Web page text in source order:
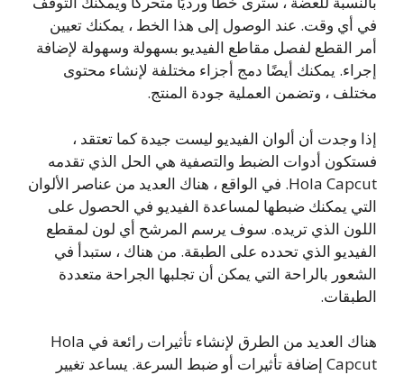
في أي وقت. عند الوصول إلى هذا الخط ، يمكنك تعيين
أمر القطع لفصل مقاطع الفيديو بسهولة وسهولة لإضافة
إجراء. يمكنك أيضًا دمج أجزاء مختلفة لإنشاء محتوى
مختلف ، وتضمن العملية جودة المنتج.
إذا وجدت أن ألوان الفيديو ليست جيدة كما تعتقد ،
فستكون أدوات الضبط والتصفية هي الحل الذي تقدمه
Hola Capcut. في الواقع ، هناك العديد من عناصر الألوان
التي يمكنك ضبطها لمساعدة الفيديو في الحصول على
اللون الذي تريده. سوف يرسم المرشح أي لون لمقطع
الفيديو الذي تحدده على الطبقة. من هناك ، ستبدأ في
الشعور بالراحة التي يمكن أن تجلبها الجراحة متعددة
الطبقات.
هناك العديد من الطرق لإنشاء تأثيرات رائعة في Hola
Capcut إضافة تأثيرات أو ضبط السرعة. يساعد تغيير